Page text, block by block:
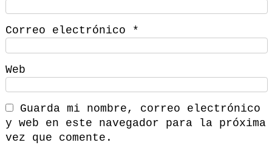
Correo electrónico *
Web
Guarda mi nombre, correo electrónico
y web en este navegador para la próxima
vez que comente.